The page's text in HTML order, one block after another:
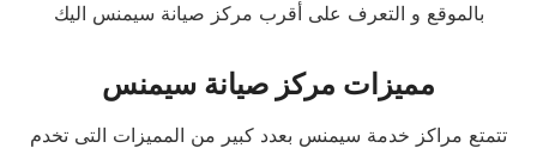
بالموقع و التعرف على أقرب مركز صيانة سيمنس اليك
مميزات مركز صيانة سيمنس
تتمتع مراكز خدمة سيمنس بعدد كبير من المميزات التى تخدم